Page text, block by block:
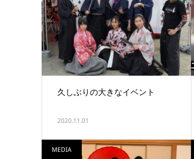
久しぶりの大きなイベント
2020.11.01
MEDIA